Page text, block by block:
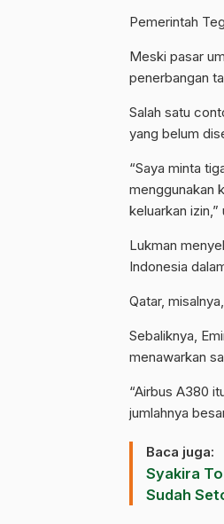
Pemerintah
Meski pasar
penerbangan
Salah satu
yang belum
“Saya minta
menggunakan
keluarkan izin,”
Lukman
Indonesia
Qatar,
Sebaliknya,
menawarkan
“Airbus A380
jumlahnya
Baca juga:
Syakira
Sudah